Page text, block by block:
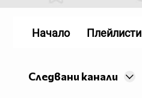
Следвани канали
Начало Плейлисти